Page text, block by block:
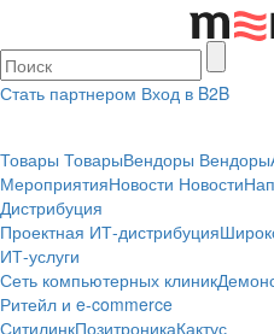
Стать партнером Вход в B2B
Товары ТоварыВендоры Вендоры
МероприятияНовости Новости
Дистрибуция
Проектная ИТ-дистрибуция
ИТ-услуги
Сеть компьютерных клиник
Ритейл и e-commerce
СитилинкПозитроникаКактус